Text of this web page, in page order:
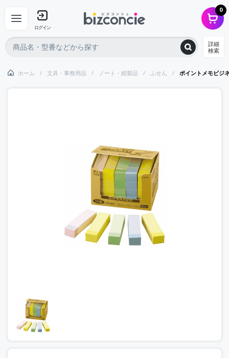
ログイン
0
詳細
検索
ホーム 文具・事務用品 ノート・紙製品 ふせん ポイントメモビジ